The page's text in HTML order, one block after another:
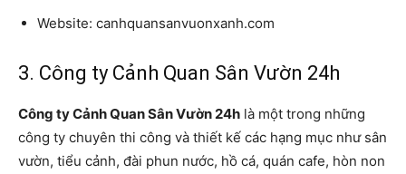
Website: canhquansanvuonxanh.com
3. Công ty Cảnh Quan Sân Vườn 24h
Công ty Cảnh Quan Sân Vườn 24h là một trong những
công ty chuyên thi công và thiết kế các hạng mục như sân
vườn, tiểu cảnh, đài phun nước, hồ cá, quán cafe, hòn non